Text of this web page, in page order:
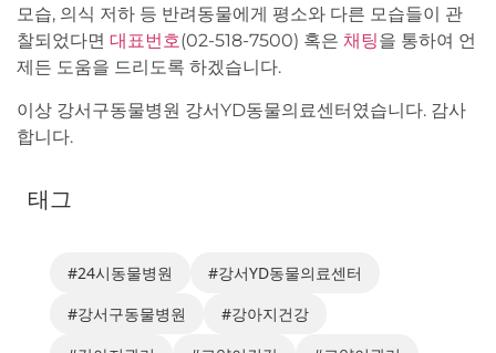
모습, 의식 저하 등 반려동물에게 평소와 다른 모습들이 관
찰되었다면 대표번호(02-518-7500) 혹은 채팅을 통하여 언
제든 도움을 드리도록 하겠습니다.
이상 강서구동물병원 강서YD동물의료센터였습니다. 감사
합니다.
태그
#24시동물병원
#강서YD동물의료센터
#강서구동물병원
#강아지건강